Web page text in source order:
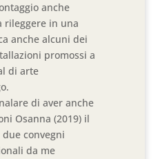
anche
rileggere in una
anche alcuni dei
promossi a
di arte
di aver anche
Osanna (2019) il
convegni
da me